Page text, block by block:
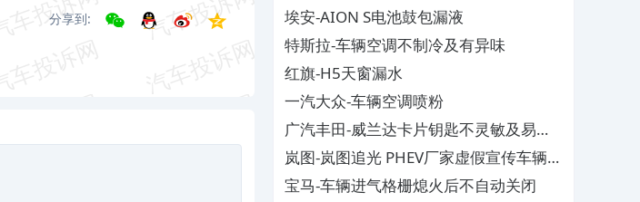
分享到:
埃安-AION S电池鼓包漏液
特斯拉-车辆空调不制冷及有异味
红旗-H5天窗漏水
一汽大众-车辆空调喷粉
广汽丰田-威兰达卡片钥匙不灵敏及易消
磁
岚图-岚图追光 PHEV厂家虚假宣传车辆配
置与功能
宝马-车辆进气格栅熄火后不自动关闭